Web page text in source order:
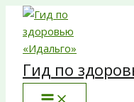
Перейти
содержимому
Гид по